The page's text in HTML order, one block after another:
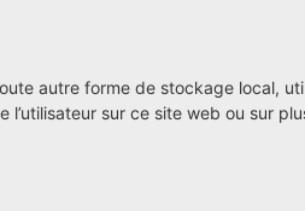
autre forme de stockage local,
l’utilisateur sur ce site web ou sur